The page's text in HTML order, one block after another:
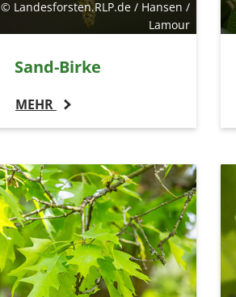
© Landesforsten.RLP.de / Hansen /
Lamour
Sand-Birke
MEHR